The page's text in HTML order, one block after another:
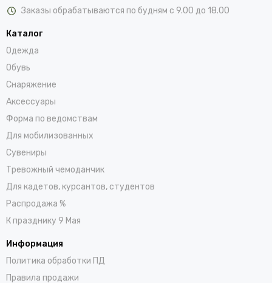
Заказы обрабатываются по будням с 9.00 до 18.00
Каталог
Одежда
Обувь
Снаряжение
Аксессуары
Форма по ведомствам
Для мобилизованных
Сувениры
Тревожный чемоданчик
Для кадетов, курсантов, студентов
Распродажа %
К празднику 9 Мая
Информация
Политика обработки ПД
Правила продажи